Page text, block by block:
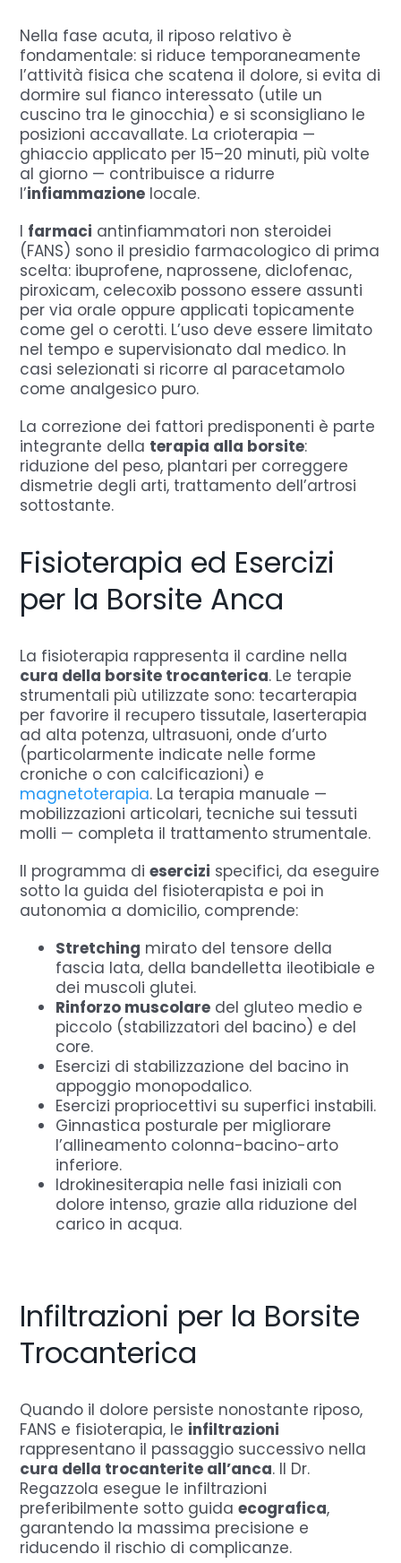
Nella fase acuta, il riposo relativo è
fondamentale: si riduce temporaneamente
l’attività fisica che scatena il dolore, si evita di
dormire sul fianco interessato (utile un
cuscino tra le ginocchia) e si sconsigliano le
posizioni accavallate. La crioterapia —
ghiaccio applicato per 15–20 minuti, più volte
al giorno — contribuisce a ridurre
l’infiammazione locale.
I farmaci antinfiammatori non steroidei
(FANS) sono il presidio farmacologico di prima
scelta: ibuprofene, naprossene, diclofenac,
piroxicam, celecoxib possono essere assunti
per via orale oppure applicati topicamente
come gel o cerotti. L’uso deve essere limitato
nel tempo e supervisionato dal medico. In
casi selezionati si ricorre al paracetamolo
come analgesico puro.
La correzione dei fattori predisponenti è parte
integrante della terapia alla borsite:
riduzione del peso, plantari per correggere
dismetrie degli arti, trattamento dell’artrosi
sottostante.
Fisioterapia ed Esercizi
per la Borsite Anca
La fisioterapia rappresenta il cardine nella
cura della borsite trocanterica. Le terapie
strumentali più utilizzate sono: tecarterapia
per favorire il recupero tissutale, laserterapia
ad alta potenza, ultrasuoni, onde d’urto
(particolarmente indicate nelle forme
croniche o con calcificazioni) e
magnetoterapia. La terapia manuale —
mobilizzazioni articolari, tecniche sui tessuti
molli — completa il trattamento strumentale.
Il programma diesercizi specifici, da eseguire
sotto la guida del fisioterapista e poi in
autonomia a domicilio, comprende:
Stretching mirato del tensore della
fascia lata, della bandelletta ileotibiale e
dei muscoli glutei.
Rinforzo muscolare del gluteo medio e
piccolo (stabilizzatori del bacino) e del
core.
Esercizi di stabilizzazione del bacino in
appoggio monopodalico.
Esercizi propriocettivi su superfici instabili.
Ginnastica posturale per migliorare
l’allineamento colonna-bacino-arto
inferiore.
Idrokinesiterapia nelle fasi iniziali con
dolore intenso, grazie alla riduzione del
carico in acqua.
Infiltrazioni per la Borsite
Trocanterica
Quando il dolore persiste nonostante riposo,
FANS e fisioterapia, le infiltrazioni
rappresentano il passaggio successivo nella
cura della trocanterite all’anca. Il Dr.
Regazzola esegue le infiltrazioni
preferibilmente sotto guidaecografica,
garantendo la massima precisione e
riducendo il rischio di complicanze.